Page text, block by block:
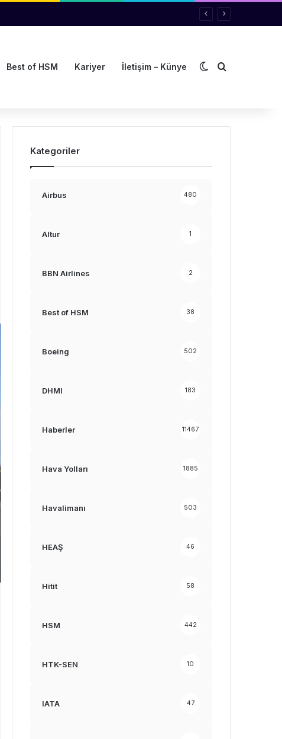
Best of HSM Kariyer İletişim – Künye Dış görünümü
Arama yap
Kategoriler
Airbus 480
Altur 1
BBN Airlines 2
Best of HSM 38
Boeing 502
DHMI 183
Haberler 11467
Hava Yolları 1885
Havalimanı 503
HEAŞ 46
Hitit 58
HSM 442
HTK-SEN 10
IATA 47